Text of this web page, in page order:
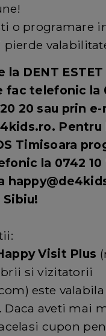
o programare
la DENT
fac telefonic la
20 sau prin e-
Pentru
Timisoara
la 0742 10
Visit Plus
si vizitatorii
este
Daca aveti mai
cupon